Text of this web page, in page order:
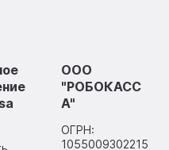
ООО
"РОБОКАСС
А"
ОГРН:
1055009302215